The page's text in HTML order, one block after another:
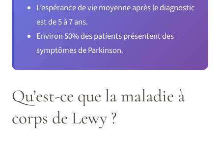
L’espérance de vie moyenne après le diagnostic
est de 5 à 7 ans.
Environ 50% des patients présentent des
symptômes de Parkinson.
Qu’est-ce que la maladie à
corps de Lewy ?